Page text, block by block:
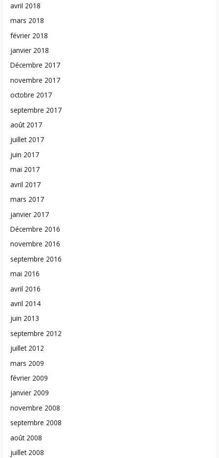
avril 2018
mars 2018
février 2018
janvier 2018
Décembre 2017
novembre 2017
octobre 2017
septembre 2017
août 2017
juillet 2017
juin 2017
mai 2017
avril 2017
mars 2017
janvier 2017
Décembre 2016
novembre 2016
septembre 2016
mai 2016
avril 2016
avril 2014
juin 2013
septembre 2012
juillet 2012
mars 2009
février 2009
janvier 2009
novembre 2008
septembre 2008
août 2008
juillet 2008